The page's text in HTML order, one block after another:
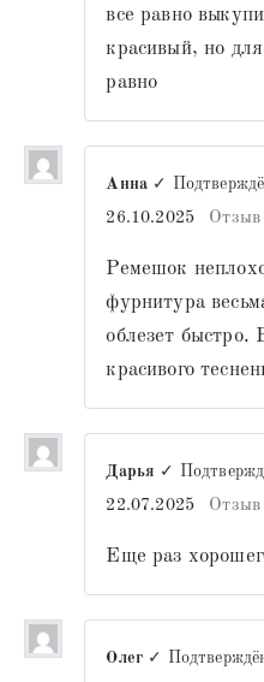
все равно
красивый, но
равно
Анна ✓
26.10.2025
Отзыв
Ремешок
фурнитура
облезет быстро.
красивого
Дарья ✓
22.07.2025
Отзыв
Еще раз
Олег ✓